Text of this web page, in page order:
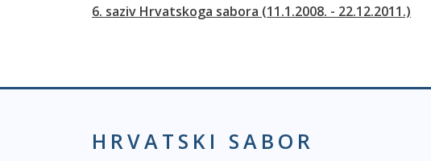
6. saziv Hrvatskoga sabora (11.1.2008. - 22.12.2011.)
HRVATSKI SABOR